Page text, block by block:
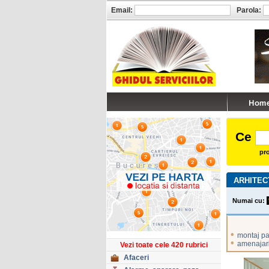
Vezi toate cele 420 rubrici
Afaceri
Ce
Numai cu:
• montaj
•
Email: Parola: